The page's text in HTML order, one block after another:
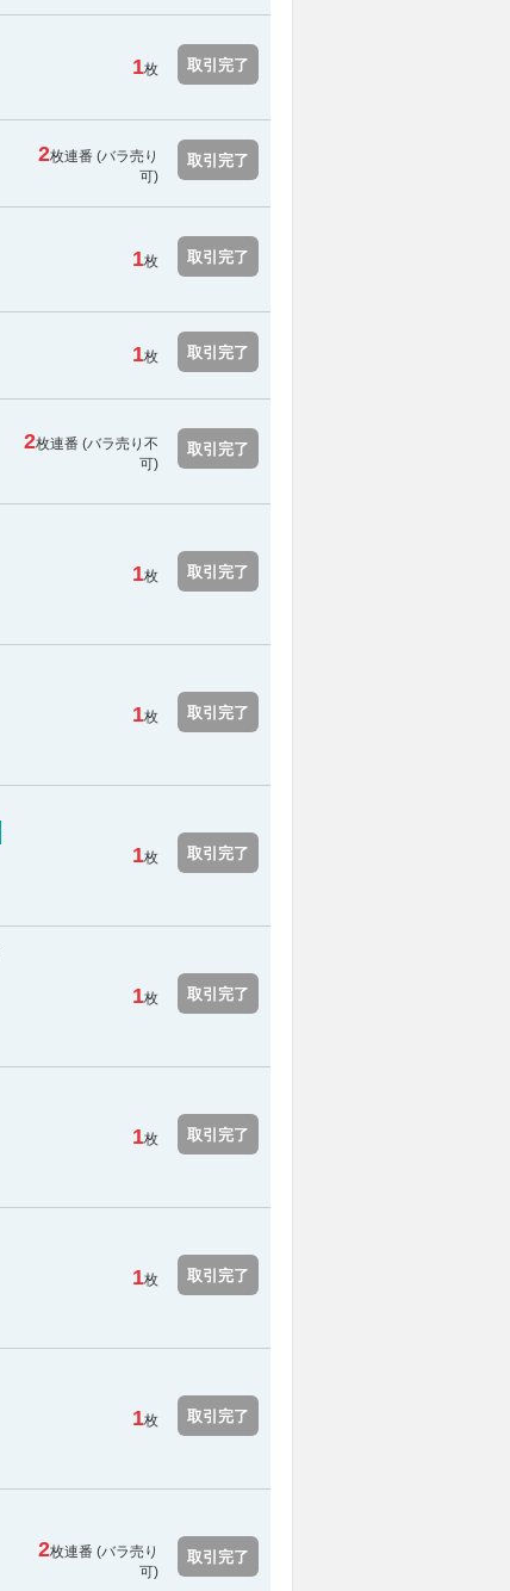
1枚 取引完了
2枚連番 (バラ売り
可)
取引完了
1枚 取引完了
1枚 取引完了
2枚連番 (バラ売り不
可)
取引完了
1枚 取引完了
1枚 取引完了
1枚 取引完了
1枚 取引完了
1枚 取引完了
1枚 取引完了
1枚 取引完了
2枚連番 (バラ売り
可)
取引完了